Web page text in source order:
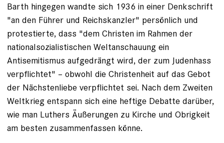
Barth hingegen wandte sich 1936 in einer Denkschrift
"an den Führer und Reichskanzler" persönlich und
protestierte, dass "dem Christen im Rahmen der
nationalsozialistischen Weltanschauung ein
Antisemitismus aufgedrängt wird, der zum Judenhass
verpflichtet" – obwohl die Christenheit auf das Gebot
der Nächstenliebe verpflichtet sei. Nach dem Zweiten
Weltkrieg entspann sich eine heftige Debatte darüber,
wie man Luthers Äußerungen zu Kirche und Obrigkeit
am besten zusammenfassen könne.